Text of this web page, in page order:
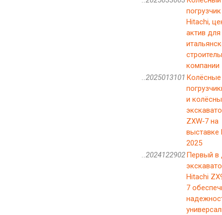
погрузчик
Hitachi,
актив для
компании
..2025013101 Колёсные
и
ZXW‑7 на
выставке
2025
..2024122902Первый в
Hitachi
7